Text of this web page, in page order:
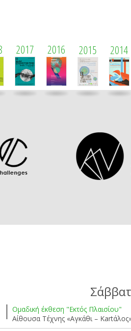
2017 2016 2015 2014
Ομαδική έκθεση "Εκτός Πλαισίου"
Αίθουσα Τέχνης «Αγκάθι –